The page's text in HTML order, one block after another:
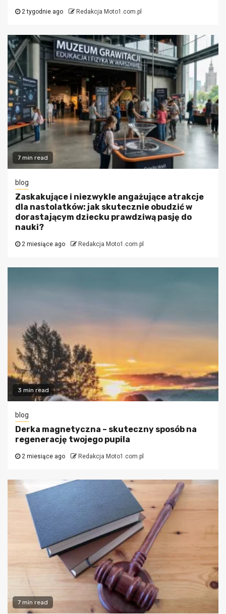
2 tygodnie ago Redakcja Moto1.com.pl
7 min read
blog
Zaskakujące i niezwykle angażujące atrakcje
dla nastolatków: jak skutecznie obudzić w
dorastającym dziecku prawdziwą pasję do
nauki?
2 miesiące ago Redakcja Moto1.com.pl
3 min read
blog
Derka magnetyczna – skuteczny sposób na
regenerację twojego pupila
2 miesiące ago Redakcja Moto1.com.pl
7 min read